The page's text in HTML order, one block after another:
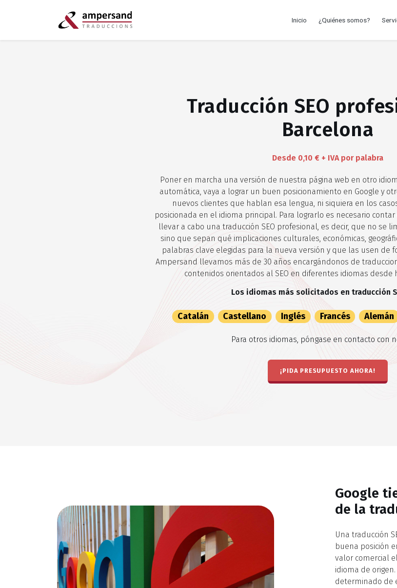
Inicio ¿Quiénes somos?
Traducción SEO
Barcelona
Desde 0,10 € + IVA por palabra
Poner en marcha una versión de nuestra página web en otro
automática, vaya a lograr un buen posicionamiento en Google y
nuevos clientes que hablan esa lengua, ni siquiera en los
posicionada en el idioma principal. Para lograrlo es necesario
llevar a cabo una traducción SEO profesional, es decir, que no se
sino que sepan qué implicaciones culturales, económicas,
palabras clave elegidas para la nueva versión y que las usen de
Ampersand llevamos más de 30 años encargándonos de
contenidos orientados al SEO en diferentes idiomas desde
Los idiomas más solicitados en traducción
Catalán Castellano Inglés Francés Alemán
Para otros idiomas, póngase en contacto con
¡PIDA PRESUPUESTO AHORA!
Google
de la
Una traducción
buena posición
valor comercial
idioma de
determinado de